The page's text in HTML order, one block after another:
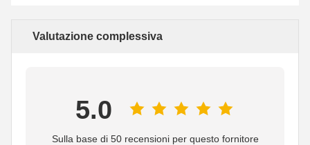
Valutazione complessiva
5.0
Sulla base di 50 recensioni per questo fornitore